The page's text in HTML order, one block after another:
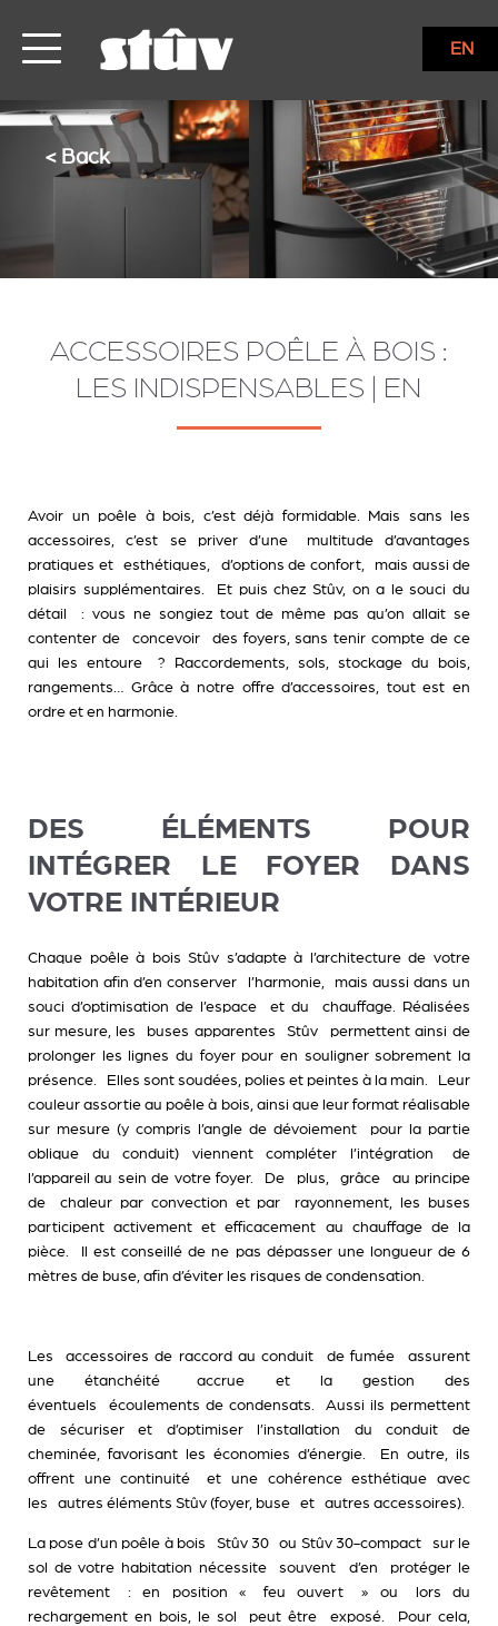
EN
< Back
ACCESSOIRES POÊLE À BOIS :
LES INDISPENSABLES | EN
Avoir un poêle à bois, c’est déjà formidable. Mais sans les
accessoires, c’est se priver d’une multitude d’avantages
pratiques et esthétiques, d’options de confort, mais aussi de
plaisirs supplémentaires. Et puis chez Stûv, on a le souci du
détail : vous ne songiez tout de même pas qu’on allait se
contenter de concevoir des foyers, sans tenir compte de ce
qui les entoure ? Raccordements, sols, stockage du bois,
rangements… Grâce à notre offre d’accessoires, tout est en
ordre et en harmonie.
DES ÉLÉMENTS POUR
INTÉGRER LE FOYER DANS
VOTRE INTÉRIEUR
Chaque poêle à bois Stûv s’adapte à l’architecture de votre
habitation afin d’en conserver l’harmonie, mais aussi dans un
souci d’optimisation de l’espace et du chauffage. Réalisées
sur mesure, les buses apparentes Stûv permettent ainsi de
prolonger les lignes du foyer pour en souligner sobrement la
présence. Elles sont soudées, polies et peintes à la main. Leur
couleur assortie au poêle à bois, ainsi que leur format réalisable
sur mesure (y compris l’angle de dévoiement pour la partie
oblique du conduit) viennent compléter l’intégration de
l’appareil au sein de votre foyer. De plus, grâce au principe
de chaleur par convection et par rayonnement, les buses
participent activement et efficacement au chauffage de la
pièce. Il est conseillé de ne pas dépasser une longueur de 6
mètres de buse, afin d’éviter les risques de condensation.
Les accessoires de raccord au conduit de fumée assurent
une étanchéité accrue et la gestion des
éventuels écoulements de condensats. Aussi ils permettent
de sécuriser et d’optimiser l’installation du conduit de
cheminée, favorisant les économies d’énergie. En outre, ils
offrent une continuité et une cohérence esthétique avec
les autres éléments Stûv (foyer, buse et autres accessoires).
La pose d’un poêle à bois Stûv 30 ou Stûv 30-compact sur le
sol de votre habitation nécessite souvent d’en protéger le
revêtement : en position « feu ouvert » ou lors du
rechargement en bois, le sol peut être exposé. Pour cela,